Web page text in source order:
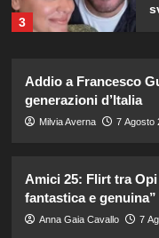
3
4
5
Addio a Francesco
generazioni d’Italia
Milvia Averna 7 Agosto
Amici 25: Flirt tra
fantastica e genuina”
Anna Gaia Cavallo 7